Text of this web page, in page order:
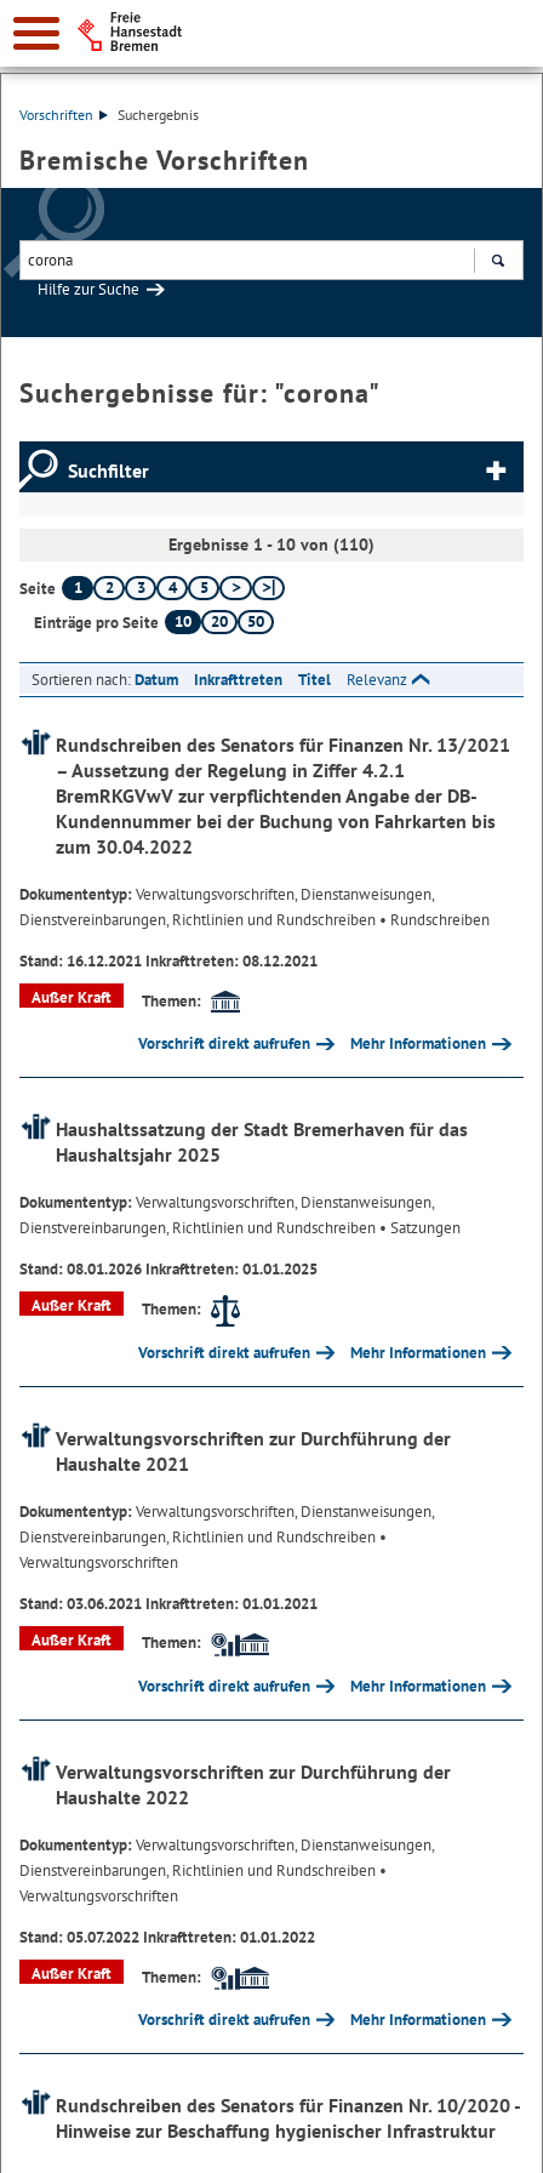
Vorschriften Suchergebnis
Bremische Vorschriften
Hilfe zur Suche
Suchergebnisse für: "corona"
Suchfilter
Ergebnisse 1 - 10 von (110)
Seite 1 2 3 4
5
Einträge pro Seite
10 20 50
Sortieren nach:Datum Inkrafttreten Titel Relevanz
Rundschreiben des Senators für Finanzen Nr. 13/2021
– Aussetzung der Regelung in Ziffer 4.2.1
BremRKGVwV zur verpflichtenden Angabe der DB-
Kundennummer bei der Buchung von Fahrkarten bis
zum 30.04.2022
Dokumententyp:Verwaltungsvorschriften, Dienstanweisungen,
Dienstvereinbarungen, Richtlinien und Rundschreiben • Rundschreiben
Stand: 16.12.2021 Inkrafttreten: 08.12.2021
Außer Kraft
Themen:
Vorschrift direkt aufrufen Mehr Informationen
Haushaltssatzung der Stadt Bremerhaven für das
Haushaltsjahr 2025
Dokumententyp:Verwaltungsvorschriften, Dienstanweisungen,
Dienstvereinbarungen, Richtlinien und Rundschreiben • Satzungen
Stand: 08.01.2026 Inkrafttreten: 01.01.2025
Außer Kraft
Themen:
Vorschrift direkt aufrufen Mehr Informationen
Verwaltungsvorschriften zur Durchführung der
Haushalte 2021
Dokumententyp:Verwaltungsvorschriften, Dienstanweisungen,
Dienstvereinbarungen, Richtlinien und Rundschreiben •
Verwaltungsvorschriften
Stand: 03.06.2021 Inkrafttreten: 01.01.2021
Außer Kraft
Themen:
Vorschrift direkt aufrufen Mehr Informationen
Verwaltungsvorschriften zur Durchführung der
Haushalte 2022
Dokumententyp:Verwaltungsvorschriften, Dienstanweisungen,
Dienstvereinbarungen, Richtlinien und Rundschreiben •
Verwaltungsvorschriften
Stand: 05.07.2022 Inkrafttreten: 01.01.2022
Außer Kraft
Themen:
Vorschrift direkt aufrufen Mehr Informationen
Rundschreiben des Senators für Finanzen Nr. 10/2020 -
Hinweise zur Beschaffung hygienischer Infrastruktur